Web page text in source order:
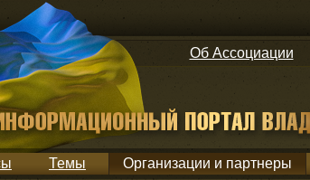
Об Ассоциации
Темы Организации и партнеры